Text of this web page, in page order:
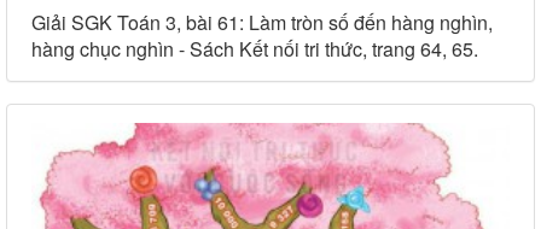
Giải SGK Toán 3, bài 61: Làm tròn số đến hàng nghìn,
hàng chục nghìn - Sách Kết nối tri thức, trang 64, 65.